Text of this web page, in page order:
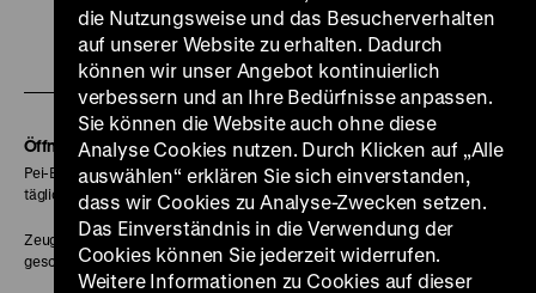
unserer
Instagram
Seite
unserer
YouTube
Seite
unserer
Facebook
Seite
unserer
LinkedIn
Seite
Zu
unserer
Soundcloud
Seite
Öffnungszeiten
Pei-Bau:
täglich 10-18 Uhr
Zeughaus:
geschlossen
die Nutzungsweise und das Besucherverhalten
auf unserer Website zu erhalten. Dadurch
können wir unser Angebot kontinuierlich
verbessern und an Ihre Bedürfnisse anpassen.
Sie können die Website auch ohne diese
Analyse Cookies nutzen. Durch Klicken auf „Alle
auswählen“ erklären Sie sich einverstanden,
dass wir Cookies zu Analyse-Zwecken setzen.
Das Einverständnis in die Verwendung der
Cookies können Sie jederzeit widerrufen.
Weitere Informationen zu Cookies auf dieser